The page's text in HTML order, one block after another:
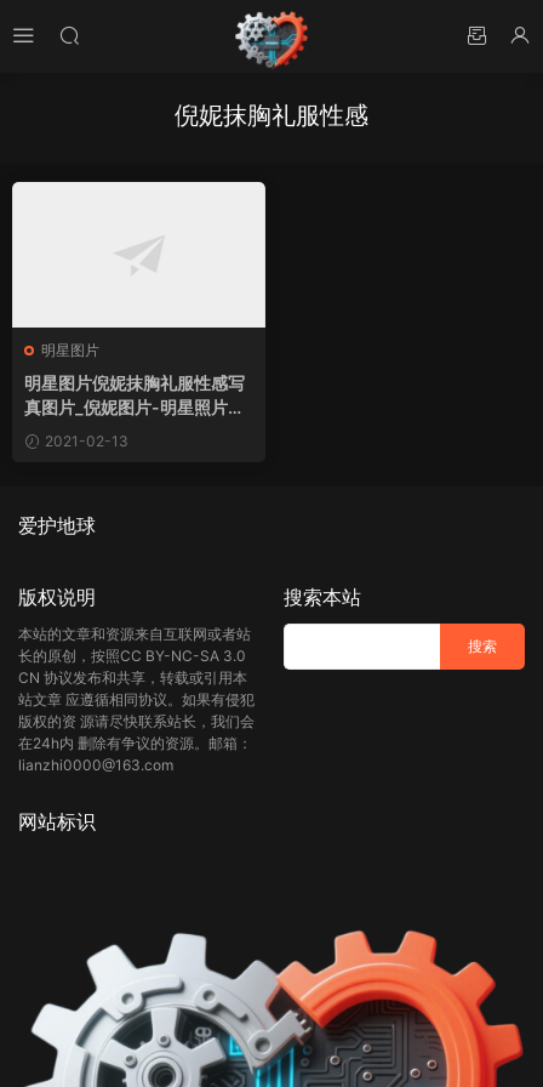
倪妮抹胸礼服性感
明星图片
明星图片倪妮抹胸礼服性感写
真图片_倪妮图片-明星照片桌
面壁纸
2021-02-13
爱护地球
版权说明
本站的文章和资源来自互联网或者站
长的原创，按照CC BY-NC-SA 3.0
CN 协议发布和共享，转载或引用本
站文章 应遵循相同协议。如果有侵犯
版权的资 源请尽快联系站长，我们会
在24h内 删除有争议的资源。邮箱：
lianzhi0000@163.com
搜索本站
网站标识